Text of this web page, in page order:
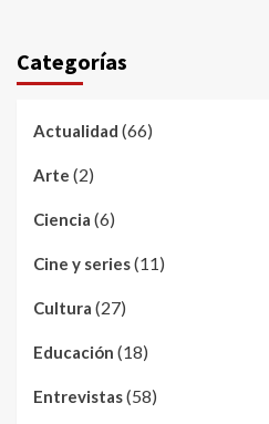
Categorías
Actualidad (66)
Arte (2)
Ciencia (6)
Cine y series(11)
Cultura (27)
Educación (18)
Entrevistas(58)